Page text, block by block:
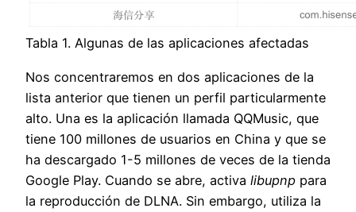
Tabla 1. Algunas de las aplicaciones afectadas
Nos concentraremos en dos aplicaciones de la
lista anterior que tienen un perfil particularmente
alto. Una es la aplicación llamada QQMusic, que
tiene 100 millones de usuarios en China y que se
ha descargado 1-5 millones de veces de la tienda
Google Play. Cuando se abre, activa libupnp para
la reproducción de DLNA. Sin embargo, utiliza la